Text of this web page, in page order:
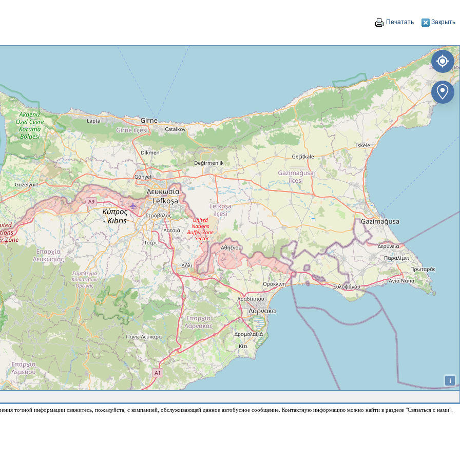
Печатать Закрыть
i
точной информации свяжитесь, пожалуйста, с компанией, обслуживающей данное автобусное сообщение. Контактную информацию можно найти в разделе "Связаться с нами".